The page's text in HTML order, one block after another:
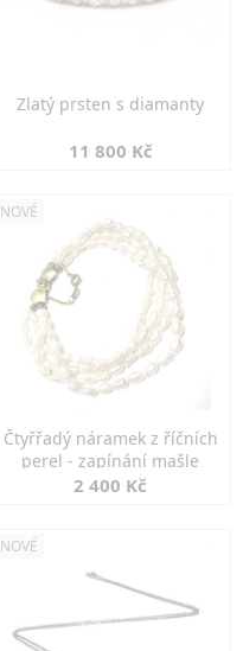
Zlatý prsten s diamanty
11 800 Kč
NOVÉ
Čtyřřadý náramek z říčních
perel - zapínání mašle
2 400 Kč
NOVÉ